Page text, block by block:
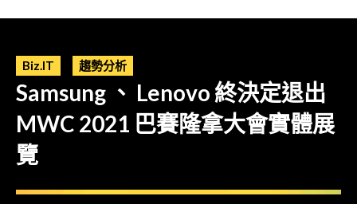
Biz.IT 趨勢分析
Samsung 、 Lenovo 終決定退出
MWC 2021 巴賽隆拿大會實體展
覽